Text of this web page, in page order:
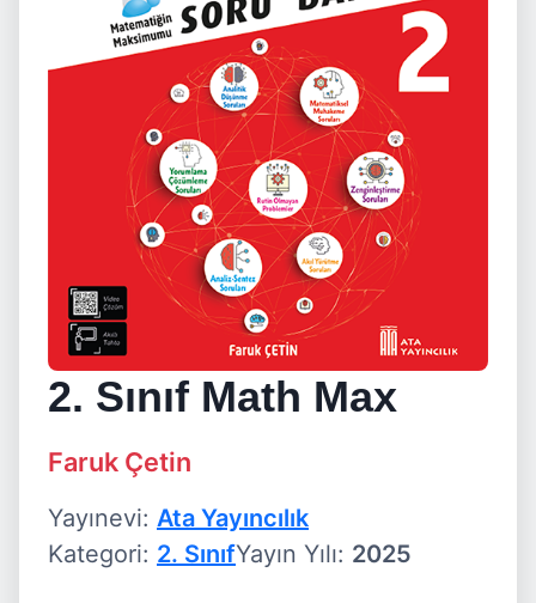
2. Sınıf Math Max
Faruk Çetin
Yayınevi: Ata Yayıncılık
Kategori: 2. SınıfYayın Yılı: 2025